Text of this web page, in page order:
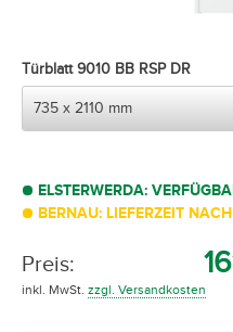
Türblatt 9010 BB RSP DR
ELSTERWERDA:
BERNAU: LIEFERZEIT
Preis:
inkl. MwSt. zzgl. Versandkosten